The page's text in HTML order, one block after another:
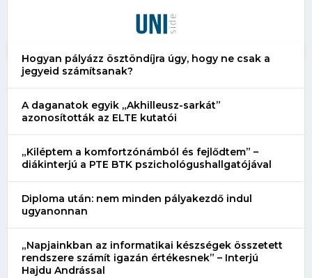
Hogyan pályázz ösztöndíjra úgy, hogy ne csak a
jegyeid számítsanak?
A daganatok egyik „Akhilleusz-sarkát”
azonosították az ELTE kutatói
„Kiléptem a komfortzónámból és fejlődtem” –
diákinterjú a PTE BTK pszichológushallgatójával
Diploma után: nem minden pályakezdő indul
ugyanonnan
„Napjainkban az informatikai készségek összetett
rendszere számít igazán értékesnek” – Interjú
Hajdu Andrással